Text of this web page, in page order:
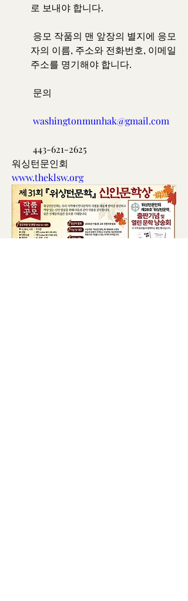
로 보내야 합니다.
자의 이름, 주소와 전화번호, 이메일
주소를 명기해야 합니다.
문의
washingtonmunhak@gmail.com
443-621-2625
워싱턴문인회
www.theklsw.org